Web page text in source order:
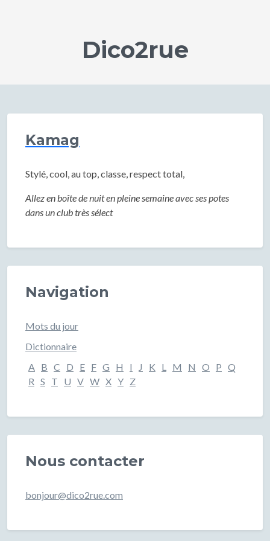
Dico2rue
Kamag
Stylé, cool, au top, classe, respect total,
Allez en boîte de nuit en pleine semaine avec ses potes
dans un club très sélect
Navigation
Mots du jour
Dictionnaire
A B C D E F G H I J K L M N O P Q
R S T U V W X Y Z
Nous contacter
bonjour@dico2rue.com